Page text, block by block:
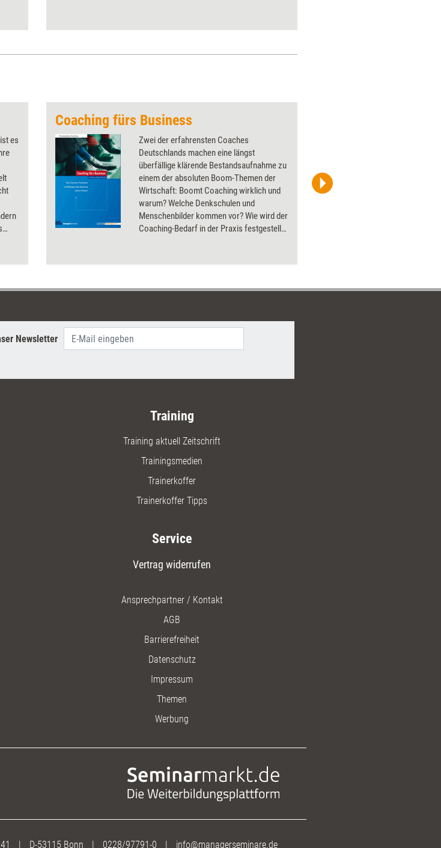
es
Coaching fürs Business
Zwei der erfahrensten Coaches
Deutschlands machen eine längst
überfällige klärende Bestandsaufnahme zu
einem der absoluten Boom-Themen der
Wirtschaft: Boomt Coaching wirklich und
warum? Welche Denkschulen und
Menschenbilder kommen vor? Wie wird der
Coaching-Bedarf in der Praxis festgestellt?
Unternehmen heute das Coaching? Welche
kommenden 5 Jahre ab? Grundlagenwerk
Newsletter
Training
Training aktuell Zeitschrift
Trainingsmedien
Trainerkoffer
Trainerkoffer Tipps
Service
Vertrag widerrufen
Ansprechpartner / Kontakt
AGB
Barrierefreiheit
Datenschutz
Impressum
Themen
Werbung
| D-53115 Bonn | 0228/97791-0 | info@managerseminare.de